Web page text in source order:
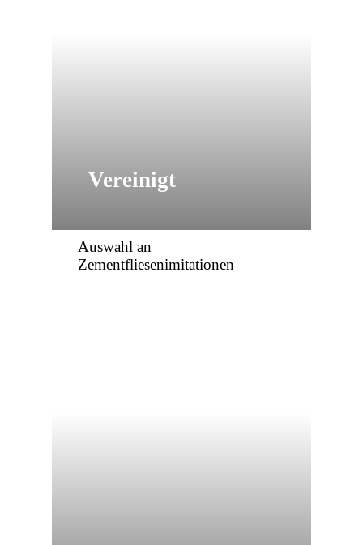
Vereinigt
Auswahl an
Zementfliesenimitationen